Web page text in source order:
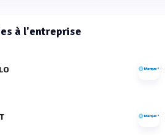
à l'entreprise